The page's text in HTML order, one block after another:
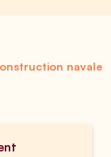
navale